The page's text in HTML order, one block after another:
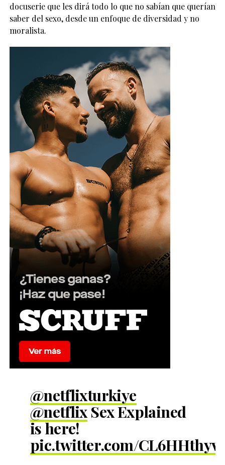
docuserie que les dirá todo lo que no sabían que querían
saber del sexo, desde un enfoque de diversidad y no
moralista.
@netflixturkiye
@netflixSex Explained
is here!
pic.twitter.com/